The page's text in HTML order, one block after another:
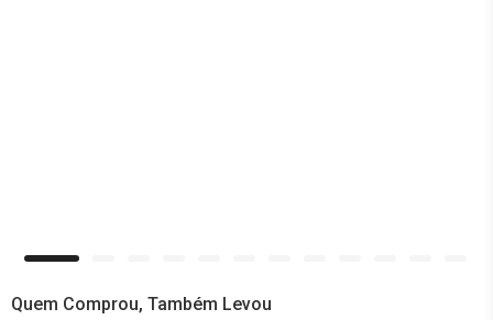
Quem Comprou, Também Levou